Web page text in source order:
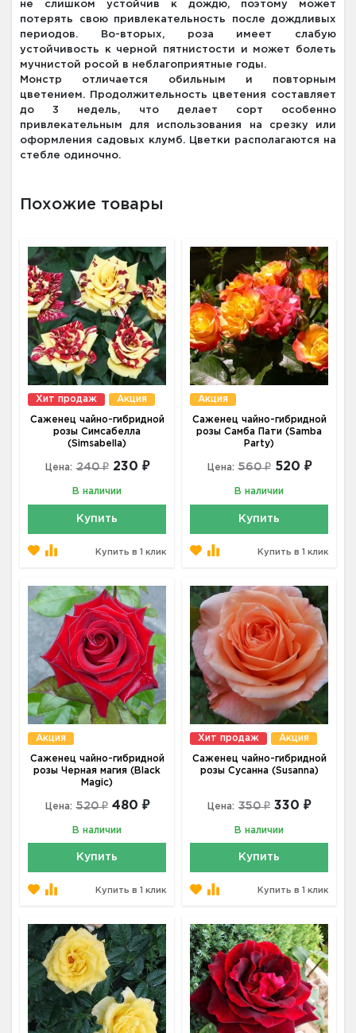
не слишком устойчив к дождю, поэтому может
потерять свою привлекательность после дождливых
периодов. Во-вторых, роза имеет слабую
устойчивость к черной пятнистости и может болеть
мучнистой росой в неблагоприятные годы.
Монстр отличается обильным и повторным
цветением. Продолжительность цветения составляет
до 3 недель, что делает сорт особенно
привлекательным для использования на срезку или
оформления садовых клумб. Цветки располагаются на
стебле одиночно.
Похожие товары
Хит продаж Акция
Саженец чайно-гибридной
розы Симсабелла
(Simsabella)
Цена: 240 ₽ 230 ₽
В наличии
Купить
Купить в 1 клик
Акция
Саженец чайно-гибридной
розы Самба Пати (Samba
Party)
Цена: 560 ₽ 520 ₽
В наличии
Купить
Купить в 1 клик
Акция
Саженец чайно-гибридной
розы Черная магия (Black
Magic)
Цена: 520 ₽ 480 ₽
В наличии
Купить
Купить в 1 клик
Хит продаж Акция
Саженец чайно-гибридной
розы Сусанна (Susanna)
Цена: 350 ₽ 330 ₽
В наличии
Купить
Купить в 1 клик